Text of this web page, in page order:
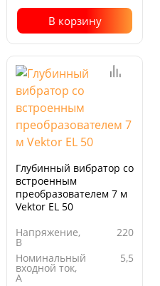
В корзину
Глубинный вибратор со
встроенным
преобразователем 7 м
Vektor EL 50
Напряжение,
В
220
Номинальный
входной ток,
А
5,5